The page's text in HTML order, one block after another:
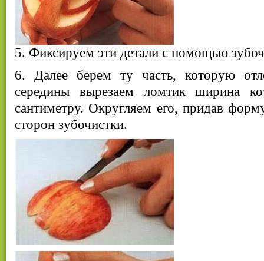
5. Фиксируем эти детали с помощью
6. Далее берем ту часть, которую
середины вырезаем ломтик ширина
сантиметру. Округляем его, придав
сторон зубочистки.